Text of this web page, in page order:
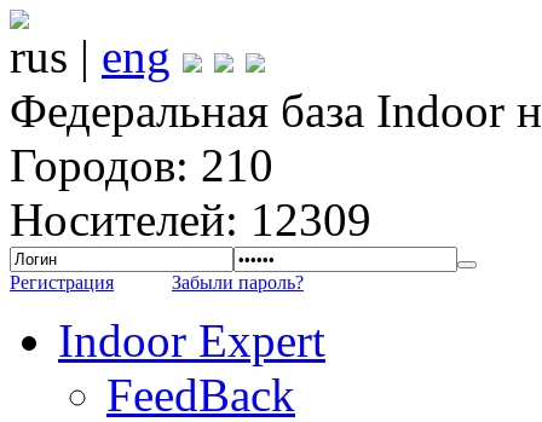
rus | eng
Федеральная база Indoor
Городов: 210
Носителей: 12309
Регистрация Забыли пароль?
Indoor Expert
FeedBack